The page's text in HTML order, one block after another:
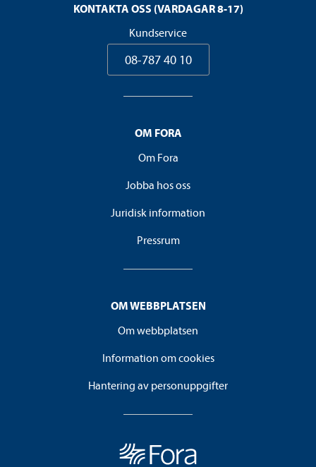
KONTAKTA OSS (VARDAGAR 8-17)
Kundservice
08-787 40 10
OM FORA
Om Fora
Jobba hos oss
Juridisk information
Pressrum
OM WEBBPLATSEN
Om webbplatsen
Information om cookies
Hantering av personuppgifter